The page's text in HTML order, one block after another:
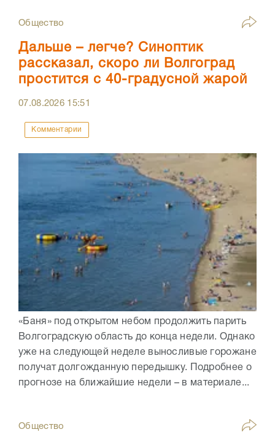
Общество
Дальше – легче? Синоптик
рассказал, скоро ли Волгоград
простится с 40-градусной жарой
07.08.2026 15:51
Комментарии
«Баня» под открытом небом продолжить парить
Волгоградскую область до конца недели. Однако
уже на следующей неделе выносливые горожане
получат долгожданную передышку. Подробнее о
прогнозе на ближайшие недели – в материале...
Общество